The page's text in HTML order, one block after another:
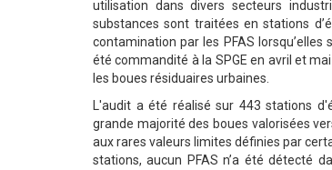
utilisation dans divers secteurs
substances sont traitées en stations
contamination par les PFAS
été commandité à la SPGE en avril et
les boues résiduaires urbaines.
L'audit a été réalisé sur 443 stations
grande majorité des boues valorisées
aux rares valeurs limites définies par
stations, aucun PFAS n’a été détecté